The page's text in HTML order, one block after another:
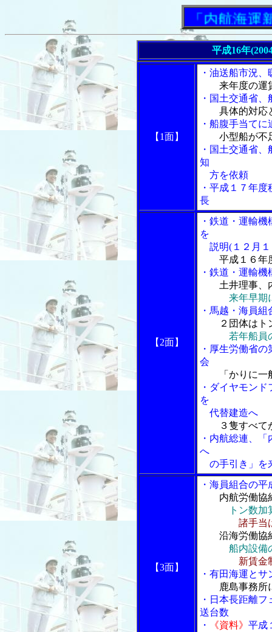
「内航海運新聞
平成16年
【1面】
・油送船市況
来年度の運
・国土交通省
具体的対応と
・船腹手当て
小型船が不
・国土交通省
知
方を依頼
・平成１７年
長
【2面】
・鉄道・運輸
を
説明(１２月１
平成１６年
・鉄道・運輸
土井理事、
来年早期
・馬越・海員
２団体は
若年船員
・厚生労働省
会
「かりに
・ダイヤモン
を
代替建造へ
３隻すべて
・内航総連、
へ
の手引き」を
【3面】
・海員組合の
内航労働協
トン数
諸手当
沿海労働協
船内設備
新賃金
・有田海運と
鹿島事務所
・日本長距離
送台数
・
《資料》 平成